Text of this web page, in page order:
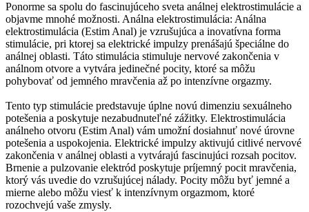
Ponorme sa spolu do fascinujúceho sveta análnej elektrostimulácie a
objavme mnohé možnosti. Análna elektrostimulácia: Análna
elektrostimulácia (Estim Anal) je vzrušujúca a inovatívna forma
stimulácie, pri ktorej sa elektrické impulzy prenášajú špeciálne do
análnej oblasti. Táto stimulácia stimuluje nervové zakončenia v
análnom otvore a vytvára jedinečné pocity, ktoré sa môžu
pohybovať od jemného mravčenia až po intenzívne orgazmy.
Tento typ stimulácie predstavuje úplne novú dimenziu sexuálneho
potešenia a poskytuje nezabudnuteľné zážitky. Elektrostimulácia
análneho otvoru (Estim Anal) vám umožní dosiahnuť nové úrovne
potešenia a uspokojenia. Elektrické impulzy aktivujú citlivé nervové
zakončenia v análnej oblasti a vytvárajú fascinujúci rozsah pocitov.
Brnenie a pulzovanie elektród poskytuje príjemný pocit mravčenia,
ktorý vás uvedie do vzrušujúcej nálady. Pocity môžu byť jemné a
mierne alebo môžu viesť k intenzívnym orgazmom, ktoré
rozochvejú vaše zmysly.